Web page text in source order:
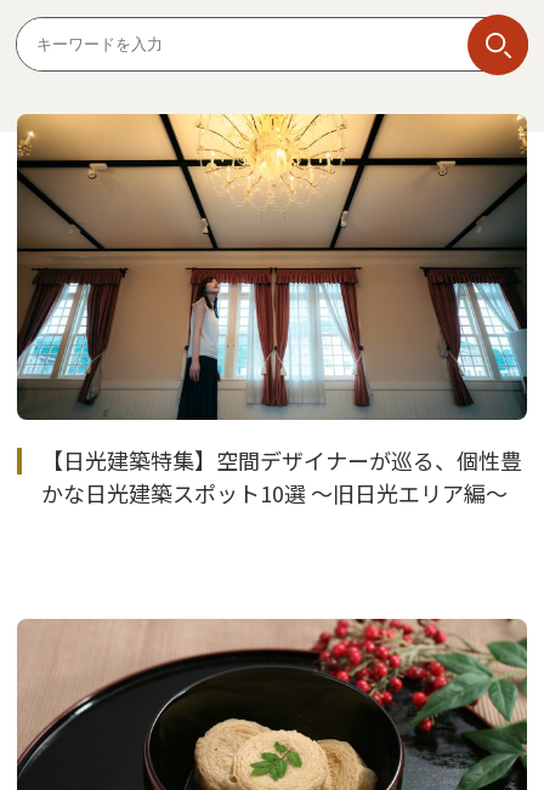
【日光建築特集】空間デザイナーが巡る、個性豊
かな日光建築スポット10選 〜旧日光エリア編〜